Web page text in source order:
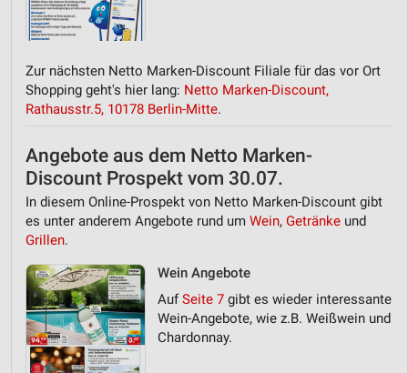
Zur nächsten Netto Marken-Discount Filiale für das vor Ort
Shopping geht's hier lang: Netto Marken-Discount,
Rathausstr.5, 10178 Berlin-Mitte.
Angebote aus dem Netto Marken-
Discount Prospekt vom 30.07.
In diesem Online-Prospekt von Netto Marken-Discount gibt
es unter anderem Angebote rund um Wein, Getränke und
Grillen.
Wein Angebote
AufSeite 7 gibt es wieder interessante
Wein-Angebote, wie z.B. Weißwein und
Chardonnay.